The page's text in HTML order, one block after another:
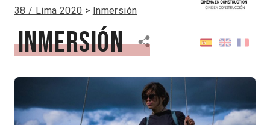
38 / Lima 2020
Inmersión
Inmersión